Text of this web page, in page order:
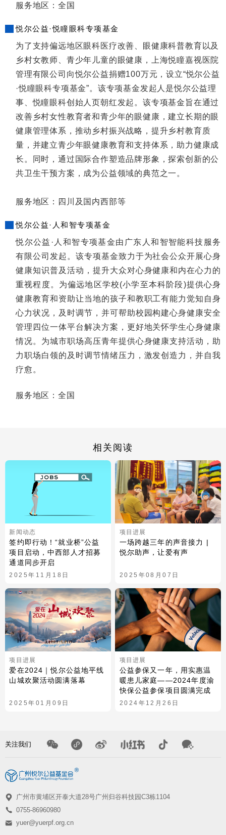
服务地区：全国
悦尔公益·悦瞳眼科专项基金
为了支持偏远地区眼科医疗改善、眼健康科普教育以及
乡村女教师、青少年儿童的眼健康，上海悦瞳嘉视医院
管理有限公司向悦尔公益捐赠100万元，设立“悦尔公益
·悦瞳眼科专项基金”。该专项基金发起人是悦尔公益理
事、悦瞳眼科创始人页朝红发起。该专项基金旨在通过
改善乡村女性教育者和青少年的眼健康，建立长期的眼
健康管理体系，推动乡村振兴战略，提升乡村教育质
量，并建立青少年眼健康教育和支持体系，助力健康成
长。同时，通过国际合作塑造品牌形象，探索创新的公
共卫生干预方案，成为公益领域的典范之一。
服务地区：四川及国内西部等
悦尔公益·人和智专项基金
悦尔公益·人和智专项基金由广东人和智智能科技服务
有限公司发起。该专项基金致力于为社会公众开展心身
健康知识普及活动，提升大众对心身健康和内在心力的
重视程度。为偏远地区学校(小学至本科阶段)提供心身
健康教育和资助让当地的孩子和教职工有能力觉知自身
心力状况，及时调节，并可帮助校园构建心身健康安全
管理四位一体平台解决方案，更好地关怀学生心身健康
情况。为城市职场高压青年提供心身健康支持活动，助
力职场白领的及时调节情绪压力，激发创造力，并自我
疗愈。
服务地区：全国
相关阅读
新闻动态
签约即行动！“就业桥”公益
项目启动，中西部人才招募
通道同步开启
2025年11月18日
项目进展
一场跨越三年的声音接力 |
悦尔助声，让爱有声
2025年08月07日
项目进展
爱在2024｜悦尔公益地平线
山城欢聚活动圆满落幕
2025年01月09日
项目进展
公益参保又一年，用实惠温
暖患儿家庭——2024年度渝
快保公益参保项目圆满完成
2024年12月26日
关注我们
广州市黄埔区开泰大道28号广州归谷科技园C3栋1104
0755-86960980
yuer@yuerpf.org.cn